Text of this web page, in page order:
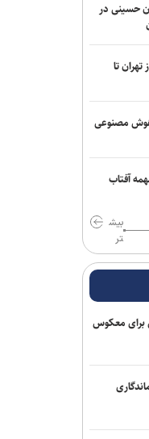
درباره
از اول
پزشکی
تقویت
آموزش
ارشد
پایه
نیاز‌های
جدید
حسینی در
تهران تا
مصنوعی
آفتاب
بیش
تر
برای معکوس